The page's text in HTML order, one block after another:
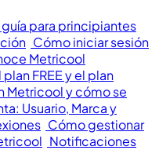
para principiantes
Cómo iniciar sesión
Metricool
FREE y el plan
Metricool y cómo se
Usuario, Marca y
Cómo gestionar
Notificaciones